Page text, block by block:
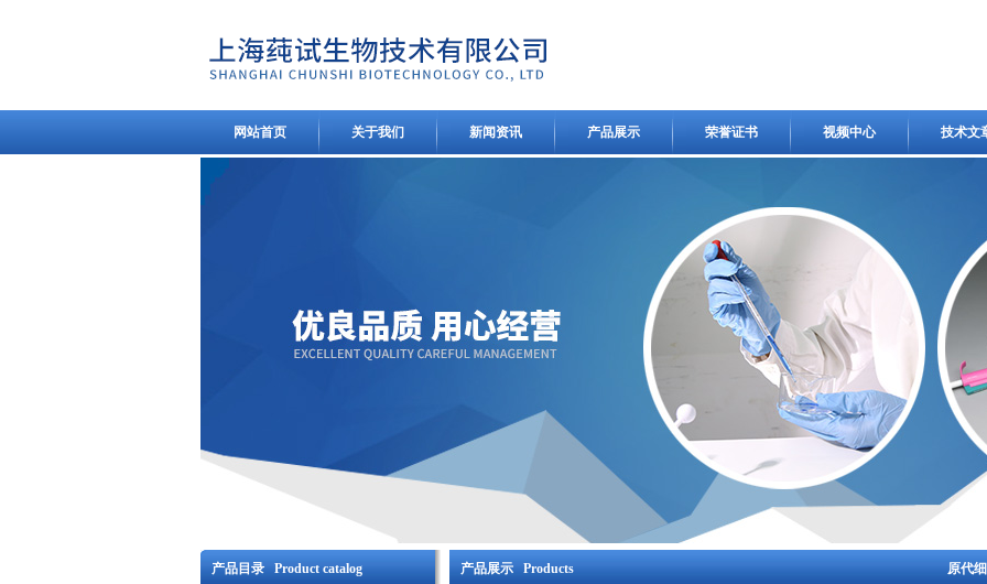
网站首页 关于我们 新闻资讯 产品展示 荣誉证书 视频中心 技术文
产品目录 Product catalog 产品展示 Products 原代